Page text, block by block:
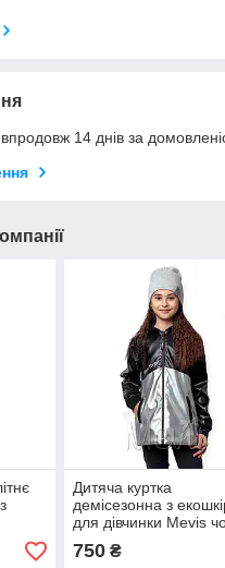
14 днів за
Дитяча куртка
демісезонна з
для дівчинки Mevis
750₴